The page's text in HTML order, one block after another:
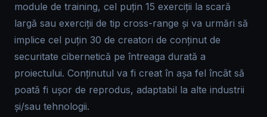
module de training, cel puțin 15 exerciții la scară
largă sau exerciții de tip cross-range și va urmări să
implice cel puțin 30 de creatori de conținut de
securitate cibernetică pe întreaga durată a
proiectului. Conținutul va fi creat în așa fel încât să
poată fi ușor de reprodus, adaptabil la alte industrii
și/sau tehnologii.